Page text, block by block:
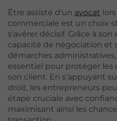
Être assisté d'un avocat
commerciale est un choix
s'avérer décisif. Grâce à
capacité de négociation et
démarches
essentiel pour protéger les
son client. En s'appuyant
droit, les entrepreneurs
étape cruciale avec
maximisant ainsi les